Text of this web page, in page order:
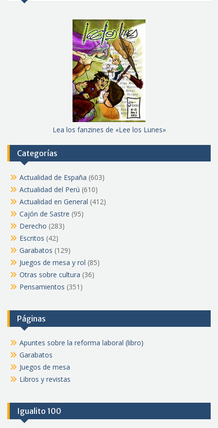
Lea los fanzines de «Lee los Lunes»
Categorías
Actualidad de España (603)
Actualidad del Perú (610)
Actualidad en General (412)
Cajón de Sastre (95)
Derecho (283)
Escritos (42)
Garabatos (129)
Juegos de mesa y rol (85)
Otras sobre cultura (36)
Pensamientos (351)
Páginas
Apuntes sobre la reforma laboral (libro)
Garabatos
Juegos de mesa
Libros y revistas
Igualito 100